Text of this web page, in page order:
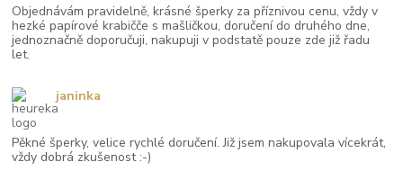
Objednávám pravidelně, krásné šperky za příznivou cenu, vždy v
hezké papírové krabičče s mašličkou, doručení do druhého dne,
jednoznačně doporučuji, nakupuji v podstatě pouze zde již řadu
let.
Pěkné šperky, velice rychlé doručení. Již jsem nakupovala vícekrát,
vždy dobrá zkušenost :-)
janinka